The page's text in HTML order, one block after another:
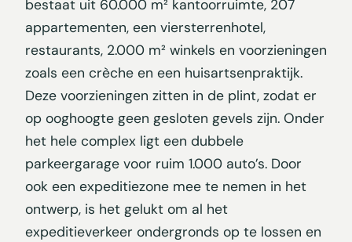
bestaat uit 60.000 m² kantoorruimte, 207
appartementen, een viersterrenhotel,
restaurants, 2.000 m² winkels en voorzieningen
zoals een crèche en een huisartsenpraktijk.
Deze voorzieningen zitten in de plint, zodat er
op ooghoogte geen gesloten gevels zijn. Onder
het hele complex ligt een dubbele
parkeergarage voor ruim 1.000 auto’s. Door
ook een expeditiezone mee te nemen in het
ontwerp, is het gelukt om al het
expeditieverkeer ondergronds op te lossen en